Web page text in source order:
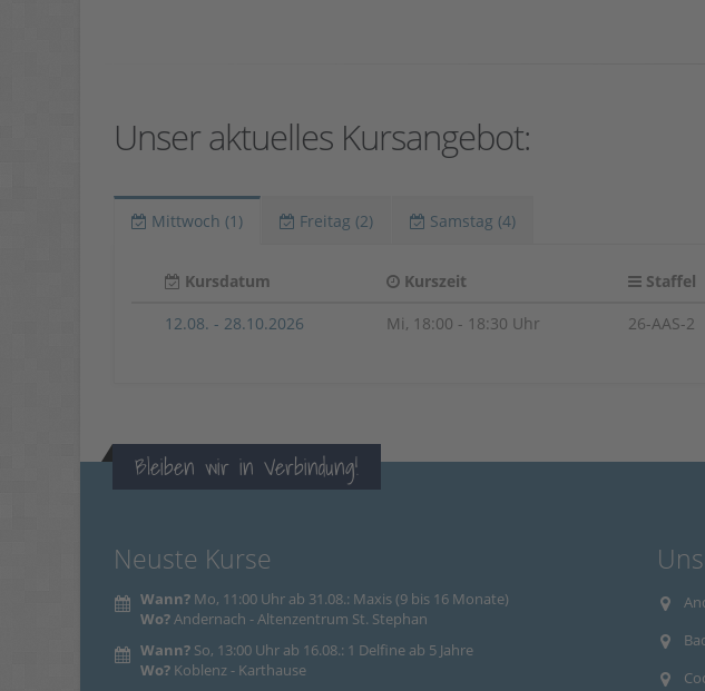
Unser aktuelles Kursangebot:
Mittwoch (1) Freitag (2) Samstag (4)
Kursdatum Kurszeit Staffel
12.08. - 28.10.2026
Mi, 18:00 - 18:30 Uhr 26-AAS-2
Bleiben wir in Verbindung!
Neuste Kurse
Wann? Mo, 11:00 Uhr ab 31.08.: Maxis (9 bis 16 Monate)
Wo?Andernach - Altenzentrum St. Stephan
Wann? So, 13:00 Uhr ab 16.08.: 1 Delfine ab 5 Jahre
Wo? Koblenz - Karthause